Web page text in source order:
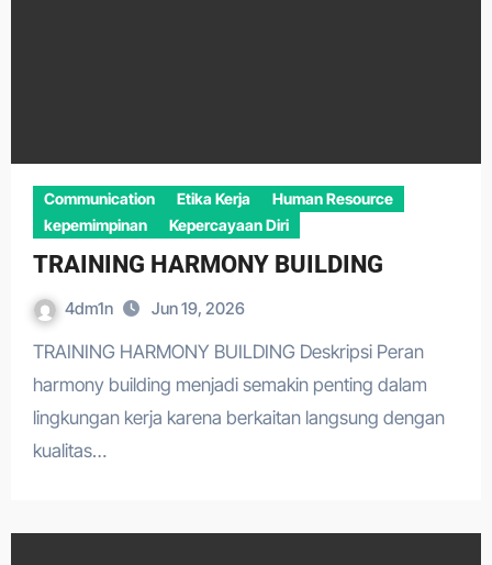
Communication Etika Kerja
Human Resource
kepemimpinan
Kepercayaan Diri
TRAINING HARMONY BUILDING
4dm1n Jun 19, 2026
TRAINING HARMONY BUILDING Deskripsi Peran
harmony building menjadi semakin penting dalam
lingkungan kerja karena berkaitan langsung dengan
kualitas…